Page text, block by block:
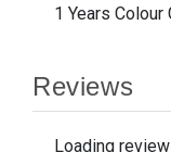
1 Years Colour
Reviews
Loading